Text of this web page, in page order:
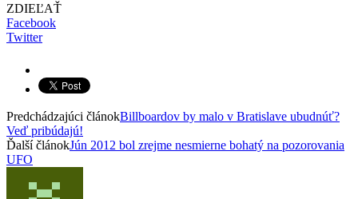
ZDIEĽAŤ
Facebook
Twitter
Predchádzajúci článokBillboardov by malo v Bratislave ubudnúť?
Veď pribúdajú!
Ďalší článokJún 2012 bol zrejme nesmierne bohatý na pozorovania
UFO